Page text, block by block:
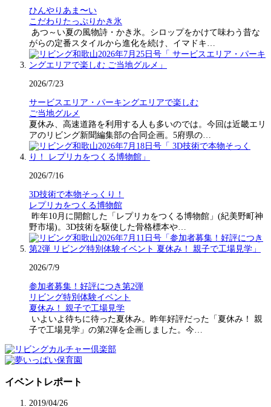
ひんやりあま〜い
こだわりたっぷりかき氷
あつ～い夏の風物詩・かき氷。シロップをかけて味わう昔な
がらの定番スタイルから進化を続け、イマドキ…
2026/7/23
サービスエリア・パーキングエリアで楽しむ
ご当地グルメ
夏休み、高速道路を利用する人も多いのでは。今回は近畿エリ
アのリビング新聞編集部の合同企画。5府県の…
2026/7/16
3D技術で本物そっくり！
レプリカをつくる博物館
昨年10月に開館した「レプリカをつくる博物館」(紀美野町神
野市場)。3D技術を駆使した骨格標本や…
2026/7/9
参加者募集！好評につき第2弾
リビング特別体験イベント
夏休み！ 親子で工場見学
いよいよ待ちに待った夏休み。昨年好評だった「夏休み！ 親
子で工場見学」の第2弾を企画しました。今…
イベントレポート
2019/04/26